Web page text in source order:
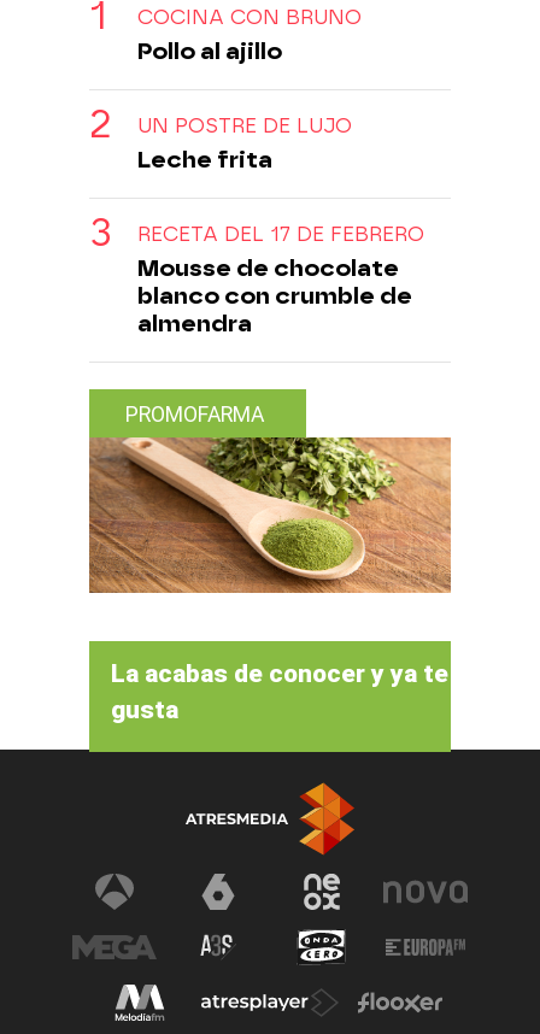
COCINA CON BRUNO
Pollo al ajillo
UN POSTRE DE LUJO
Leche frita
RECETA DEL 17 DE FEBRERO
Mousse de chocolate
blanco con crumble de
almendra
PROMOFARMA
La acabas de conocer y ya te
gusta